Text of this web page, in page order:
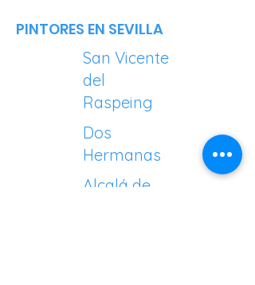
PINTORES EN SEVILLA
San Vicente
del
Raspeing
Dos
Hermanas
Alcalá de